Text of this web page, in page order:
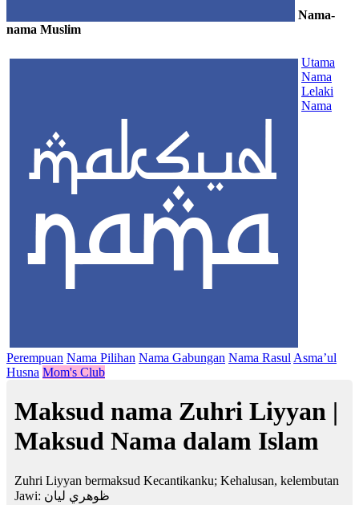
Nama-
nama Muslim
Utama
Nama
Lelaki
Nama
Perempuan Nama Pilihan Nama Gabungan Nama Rasul Asma’ul
Husna Mom's Club
Maksud nama Zuhri Liyyan |
Maksud Nama dalam Islam
Zuhri Liyyan bermaksud Kecantikanku; Kehalusan, kelembutan
Jawi: ظوهري ليان